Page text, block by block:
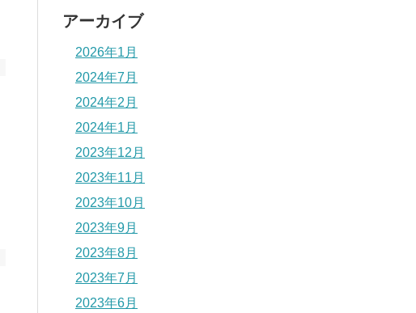
アーカイブ
2026年1月
2024年7月
2024年2月
2024年1月
2023年12月
2023年11月
2023年10月
2023年9月
2023年8月
2023年7月
2023年6月